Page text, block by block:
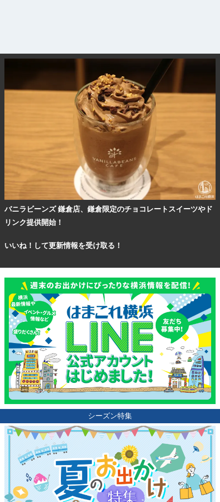
バニラビーンズ 鎌倉店、鎌倉限定のチョコレートスイーツやド
リンク提供開始！
いいね！して更新情報を受け取る！
シーズン特集
ブログ記事